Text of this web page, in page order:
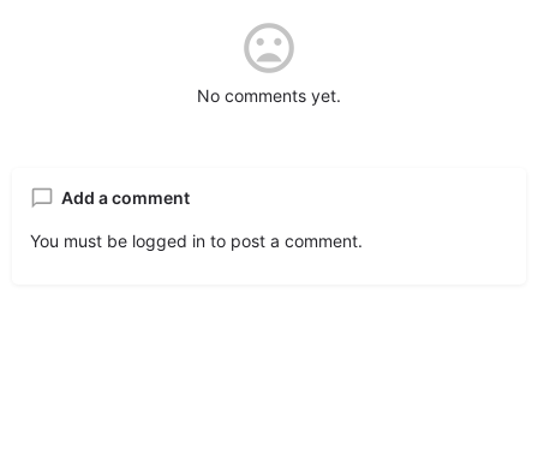
No comments yet.
Add a comment
You must be logged in to post a comment.